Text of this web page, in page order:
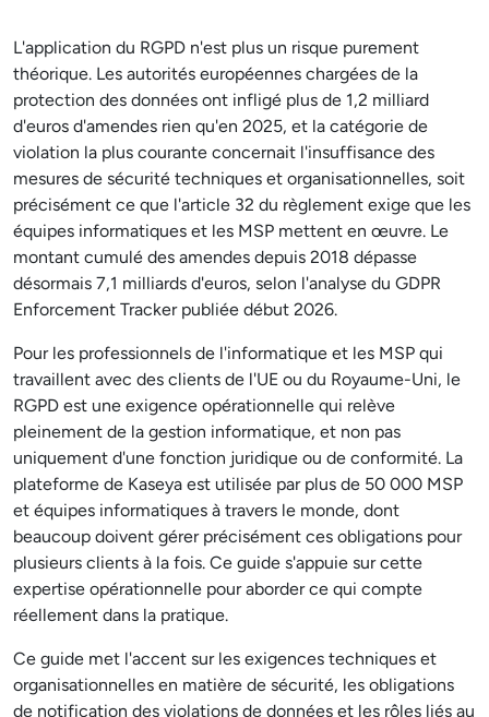
L'application du RGPD n'est plus un risque purement
théorique. Les autorités européennes chargées de la
protection des données ont infligé plus de 1,2 milliard
d'euros d'amendes rien qu'en 2025, et la catégorie de
violation la plus courante concernait l'insuffisance des
mesures de sécurité techniques et organisationnelles, soit
précisément ce que l'article 32 du règlement exige que les
équipes informatiques et les MSP mettent en œuvre. Le
montant cumulé des amendes depuis 2018 dépasse
désormais 7,1 milliards d'euros, selon l'analyse du GDPR
Enforcement Tracker publiée début 2026.
Pour les professionnels de l'informatique et les MSP qui
travaillent avec des clients de l'UE ou du Royaume-Uni, le
RGPD est une exigence opérationnelle qui relève
pleinement de la gestion informatique, et non pas
uniquement d'une fonction juridique ou de conformité. La
plateforme de Kaseya est utilisée par plus de 50 000 MSP
et équipes informatiques à travers le monde, dont
beaucoup doivent gérer précisément ces obligations pour
plusieurs clients à la fois. Ce guide s'appuie sur cette
expertise opérationnelle pour aborder ce qui compte
réellement dans la pratique.
Ce guide met l'accent sur les exigences techniques et
organisationnelles en matière de sécurité, les obligations
de notification des violations de données et les rôles liés au